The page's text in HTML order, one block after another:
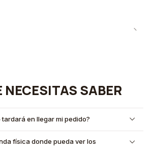
NECESITAS SABER
tardará en llegar mi pedido?
física donde pueda ver los